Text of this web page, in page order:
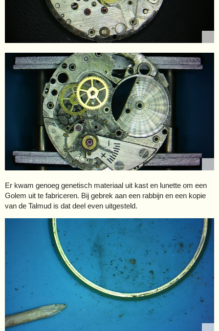
Er kwam genoeg genetisch materiaal uit kast en lunette om een
Golem uit te fabriceren. Bij gebrek aan een rabbijn en een kopie
van de Talmud is dat deel even uitgesteld.